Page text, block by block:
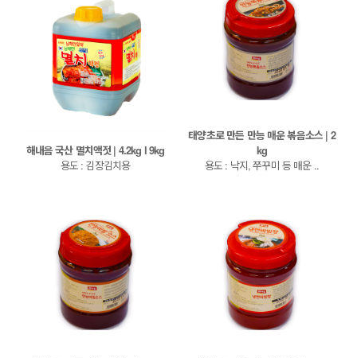
해내음 국산 멸치액젓 | 4.2kg l 9kg
용도 : 김장김치용
태양초로 만든 만능 매운 볶음소스 | 2
kg
용도 : 낙지, 쭈꾸미 등 매운 ..